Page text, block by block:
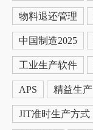
物料退还管理
中国制造2025
工业生产软件
APS 精益生产
JIT准时生产方式